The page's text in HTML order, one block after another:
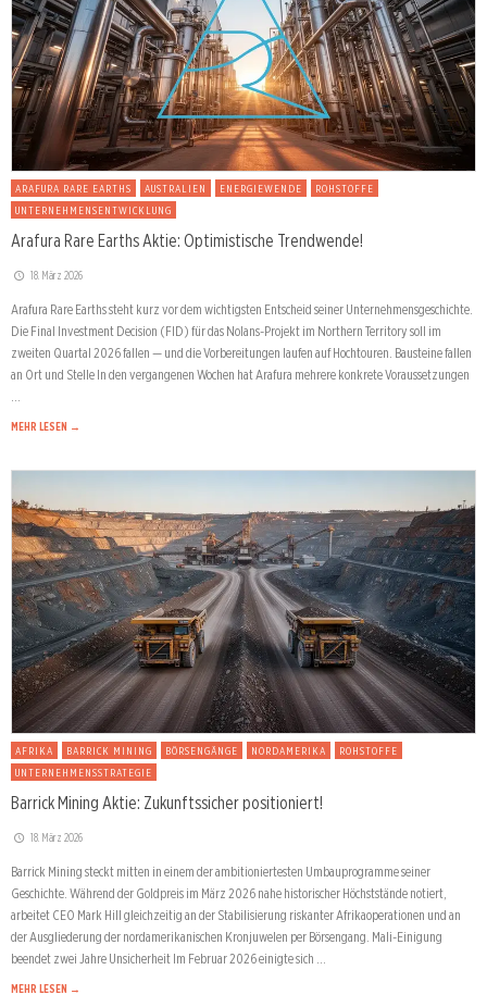
ARAFURA RARE EARTHS AUSTRALIEN ENERGIEWENDE
ROHSTOFFE
UNTERNEHMENSENTWICKLUNG
Arafura Rare Earths Aktie: Optimistische Trendwende!
18. März 2026
Arafura Rare Earths steht kurz vor dem wichtigsten Entscheid seiner Unternehmensgeschichte.
Die Final Investment Decision (FID) für das Nolans-Projekt im Northern Territory soll im
zweiten Quartal 2026 fallen — und die Vorbereitungen laufen auf Hochtouren. Bausteine fallen
an Ort und Stelle In den vergangenen Wochen hat Arafura mehrere konkrete Voraussetzungen
MEHR LESEN →
AFRIKA BARRICK MINING BÖRSENGÄNGE NORDAMERIKA
ROHSTOFFE
UNTERNEHMENSSTRATEGIE
Barrick Mining Aktie: Zukunftssicher positioniert!
18. März 2026
Barrick Mining steckt mitten in einem der ambitioniertesten Umbauprogramme seiner
Geschichte. Während der Goldpreis im März 2026 nahe historischer Höchststände notiert,
arbeitet CEO Mark Hill gleichzeitig an der Stabilisierung riskanter Afrikaoperationen und an
der Ausgliederung der nordamerikanischen Kronjuwelen per Börsengang. Mali-Einigung
beendet zwei Jahre Unsicherheit Im Februar 2026 einigte sich …
MEHR LESEN →